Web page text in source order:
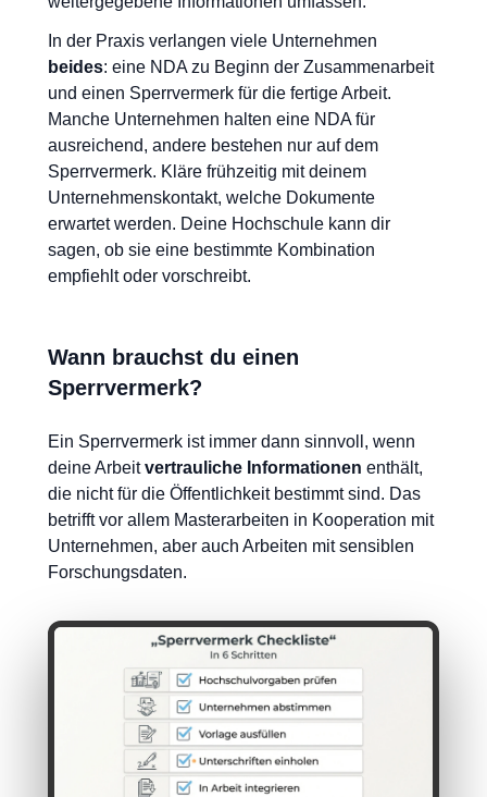
In der Praxis verlangen viele Unternehmen
beides: eine NDA zu Beginn der Zusammenarbeit
und einen Sperrvermerk für die fertige Arbeit.
Manche Unternehmen halten eine NDA für
ausreichend, andere bestehen nur auf dem
Sperrvermerk. Kläre frühzeitig mit deinem
Unternehmenskontakt, welche Dokumente
erwartet werden. Deine Hochschule kann dir
sagen, ob sie eine bestimmte Kombination
empfiehlt oder vorschreibt.
Wann brauchst du einen
Sperrvermerk?
Ein Sperrvermerk ist immer dann sinnvoll, wenn
deine Arbeitvertrauliche Informationen enthält,
die nicht für die Öffentlichkeit bestimmt sind. Das
betrifft vor allem Masterarbeiten in Kooperation mit
Unternehmen, aber auch Arbeiten mit sensiblen
Forschungsdaten.